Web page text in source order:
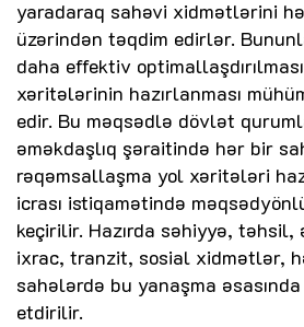
yaradaraq sahəvi xidmətlərini
üzərindən təqdim edirlər.
daha effektiv
xəritələrinin hazırlanması
edir. Bu məqsədlə dövlət
əməkdaşlıq şəraitində hər bir
rəqəmsallaşma yol xəritələri
icrası istiqamətində
keçirilir. Hazırda səhiyyə,
ixrac, tranzit, sosial xidmətlər,
sahələrdə bu yanaşma
etdirilir.